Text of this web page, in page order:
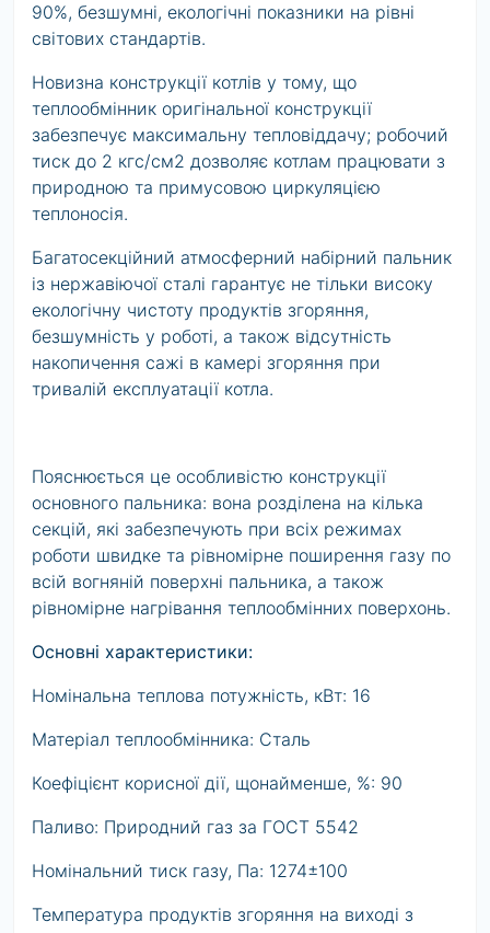
90%, безшумні, екологічні показники на рівні
світових стандартів.
Новизна конструкції котлів у тому, що
теплообмінник оригінальної конструкції
забезпечує максимальну тепловіддачу; робочий
тиск до 2 кгс/см2 дозволяє котлам працювати з
природною та примусовою циркуляцією
теплоносія.
Багатосекційний атмосферний набірний пальник
із нержавіючої сталі гарантує не тільки високу
екологічну чистоту продуктів згоряння,
безшумність у роботі, а також відсутність
накопичення сажі в камері згоряння при
тривалій експлуатації котла.
Пояснюється це особливістю конструкції
основного пальника: вона розділена на кілька
секцій, які забезпечують при всіх режимах
роботи швидке та рівномірне поширення газу по
всій вогняній поверхні пальника, а також
рівномірне нагрівання теплообмінних поверхонь.
Основні характеристики:
Номінальна теплова потужність, кВт: 16
Матеріал теплообмінника: Сталь
Коефіцієнт корисної дії, щонайменше, %: 90
Паливо: Природний газ за ГОСТ 5542
Номінальний тиск газу, Па: 1274±100
Температура продуктів згоряння на виході з